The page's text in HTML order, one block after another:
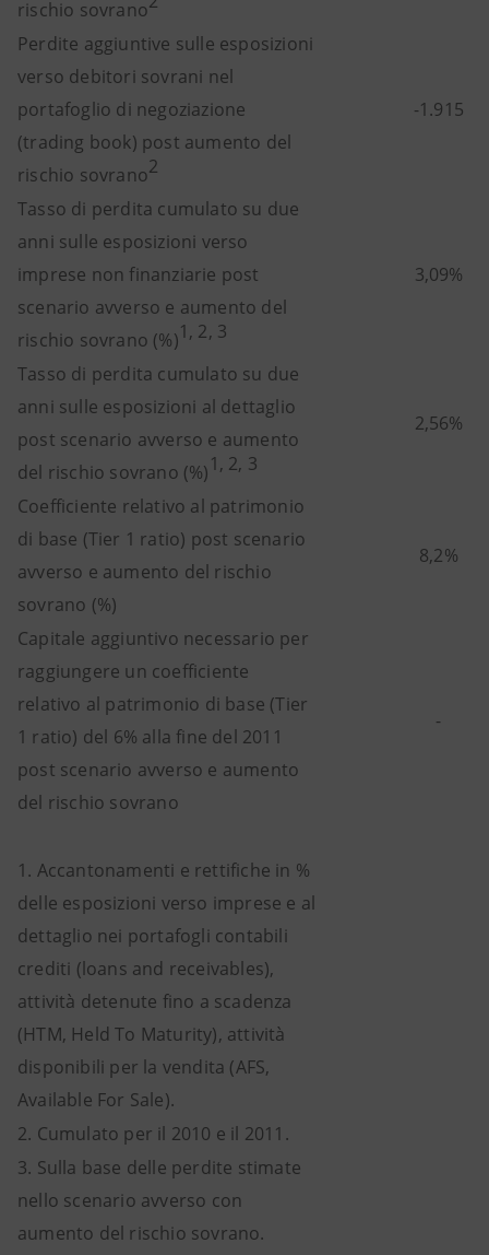
rischio sovrano
Perdite aggiuntive sulle esposizioni
verso debitori sovrani nel
portafoglio di negoziazione
(trading book) post aumento del
rischio sovrano2
-1.915
Tasso di perdita cumulato su due
anni sulle esposizioni verso
imprese non finanziarie post
scenario avverso e aumento del
rischio sovrano (%)1, 2, 3
3,09%
Tasso di perdita cumulato su due
anni sulle esposizioni al dettaglio
post scenario avverso e aumento
del rischio sovrano (%)1, 2, 3
2,56%
Coefficiente relativo al patrimonio
di base (Tier 1 ratio) post scenario
avverso e aumento del rischio
sovrano (%)
8,2%
Capitale aggiuntivo necessario per
raggiungere un coefficiente
relativo al patrimonio di base (Tier
1 ratio) del 6% alla fine del 2011
post scenario avverso e aumento
del rischio sovrano
-
1. Accantonamenti e rettifiche in %
delle esposizioni verso imprese e al
dettaglio nei portafogli contabili
crediti (loans and receivables),
attività detenute fino a scadenza
(HTM, Held To Maturity), attività
disponibili per la vendita (AFS,
Available For Sale).
2. Cumulato per il 2010 e il 2011.
3. Sulla base delle perdite stimate
nello scenario avverso con
aumento del rischio sovrano.